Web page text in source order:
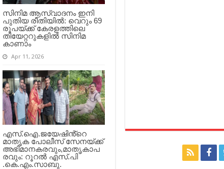
സിനിമ ആസ്വാദനം ഇനി
പുതിയ രീതിയിൽ: വെറും 69
രൂപയ്ക്ക് കേരളത്തിലെ
തിയേറ്ററുകളിൽ സിനിമ
കാണാം
Apr 11, 2026
എസ്.ഐ.ജയേഷിൻ്റെ
മാതൃക പോലീസ് സേനയ്ക്ക്
അഭിമാനകരവും,മാതൃകാപ
രവും: റൂറൽ എസ്.പി
.കെ.എം.സാബു.